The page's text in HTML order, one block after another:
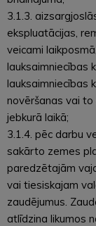
3.1.3.
ekspluatācijas,
veicami
lauksaimniecības
lauksaimniecības
novēršanas vai to
jebkurā laikā;
3.1.4. pēc darbu
sakārto zemes
paredzētajām
vai tiesiskajam
zaudējumus.
atlīdzina likumos